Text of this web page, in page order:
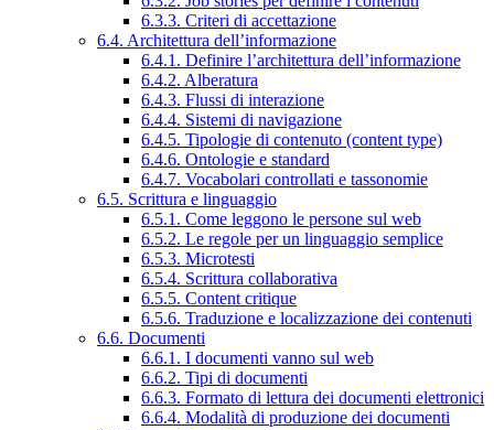
6.3.3. Criteri di accettazione
6.4. Architettura dell’informazione
6.4.1. Definire l’architettura dell’informazione
6.4.2. Alberatura
6.4.3. Flussi di interazione
6.4.4. Sistemi di navigazione
6.4.5. Tipologie di contenuto (content type)
6.4.6. Ontologie e standard
6.4.7. Vocabolari controllati e tassonomie
6.5. Scrittura e linguaggio
6.5.1. Come leggono le persone sul web
6.5.2. Le regole per un linguaggio semplice
6.5.3. Microtesti
6.5.4. Scrittura collaborativa
6.5.5. Content critique
6.5.6. Traduzione e localizzazione dei contenuti
6.6. Documenti
6.6.1. I documenti vanno sul web
6.6.2. Tipi di documenti
6.6.3. Formato di lettura dei documenti elettronici
6.6.4. Modalità di produzione dei documenti